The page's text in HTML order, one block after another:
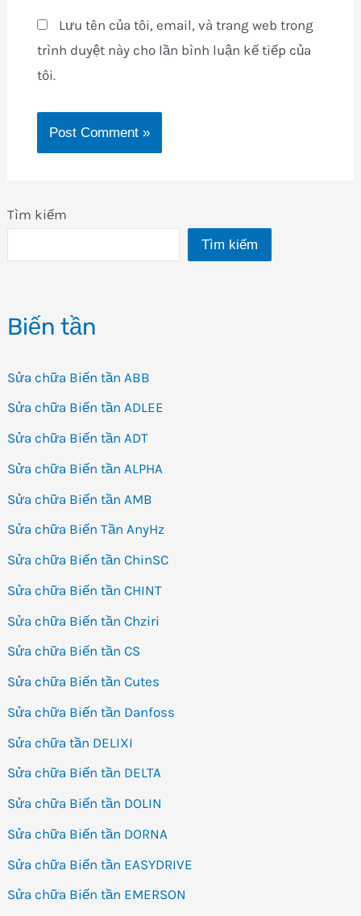
Tìm kiếm
Tìm kiếm
Biến tần
Sửa chữa Biến tần ABB
Sửa chữa Biến tần ADLEE
Sửa chữa Biến tần ADT
Sửa chữa Biến tần ALPHA
Sửa chữa Biến tần AMB
Sửa chữa Biến Tần AnyHz
Sửa chữa Biến tần ChinSC
Sửa chữa Biến tần CHINT
Sửa chữa Biến tần Chziri
Sửa chữa Biến tần CS
Sửa chữa Biến tần Cutes
Sửa chữa Biến tần Danfoss
Sửa chữa tần DELIXI
Sửa chữa Biến tần DELTA
Sửa chữa Biến tần DOLIN
Sửa chữa Biến tần DORNA
Sửa chữa Biến tần EASYDRIVE
Sửa chữa Biến tần EMERSON
Lưu tên của tôi, email, và trang web trong
trình duyệt này cho lần bình luận kế tiếp của
tôi.